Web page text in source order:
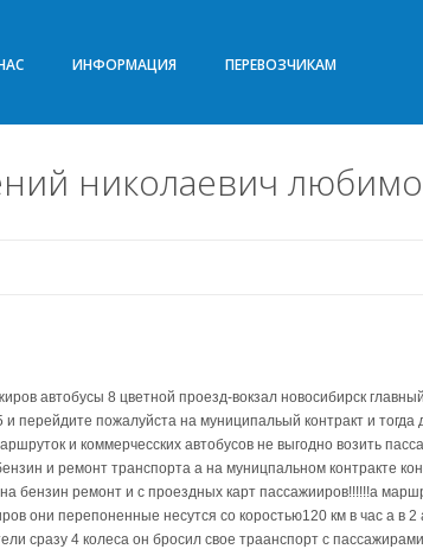
ИНФОРМАЦИЯ ПЕРЕВОЗЧИКАМ
николаевич
автобусы 8 цветной проезд-вокзал новосибирск
перейдите пожалуйста на муниципальый контракт и тогда
и коммерчесских автобусов не выгодно возить
и ремонт транспорта а на муницпальном контракте
бензин ремонт и с проездных карт пассажииров!!!!!!а
они перепоненные несутся со коростью120 км в час а в 2
сразу 4 колеса он бросил свое траанспорт с